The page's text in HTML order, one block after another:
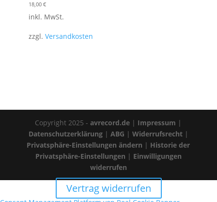
18,00 €
inkl. MwSt.
zzgl. Versandkosten
Copyright 2025 -avrecord.de | Impressum |
Datenschutzerklärung| ABG | Widerrufsrecht|
Privatsphäre-Einstellungen ändern | Historie der
Privatsphäre-Einstellungen | Einwilligungen
widerrufen
Vertrag widerrufen